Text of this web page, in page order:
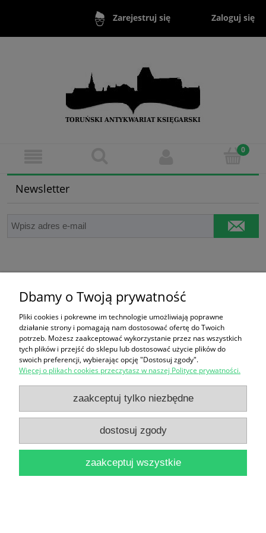
Zarejestruj się Zaloguj się
Newsletter
Ten produkt jest niedostępny.
Zakupy
Pomoc
Moje konto
Informacje
pokaż pełną wersję strony
Sklep internetowy Shoper Premium
Dbamy o Twoją prywatność
Pliki cookies i pokrewne im technologie umożliwiają poprawne
działanie strony i pomagają nam dostosować ofertę do Twoich
potrzeb. Możesz zaakceptować wykorzystanie przez nas wszystkich
tych plików i przejść do sklepu lub dostosować użycie plików do
swoich preferencji, wybierając opcję "Dostosuj zgody".
Więcej o plikach cookies przeczytasz w naszej Polityce prywatności.
zaakceptuj tylko niezbędne
dostosuj zgody
zaakceptuj wszystkie